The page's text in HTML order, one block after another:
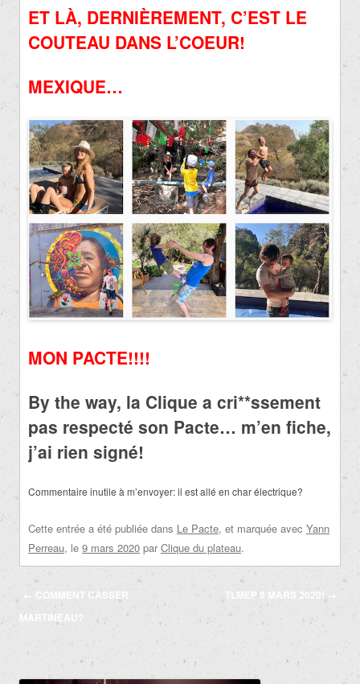
ET LÀ, DERNIÈREMENT, C’EST LE
COUTEAU DANS L’COEUR!
MEXIQUE…
MON PACTE!!!!
By the way, la Clique a cri**ssement
pas respecté son Pacte… m’en fiche,
j’ai rien signé!
Commentaire inutile à m’envoyer: il est allé en char électrique?
Cette entrée a été publiée dans Le Pacte, et marquée avec Yann
Perreau, le 9 mars 2020 par Clique du plateau.
Navigation
des
←
COMMENT CASSER
MARTINEAU?
TLMEP 8 MARS 2020! →